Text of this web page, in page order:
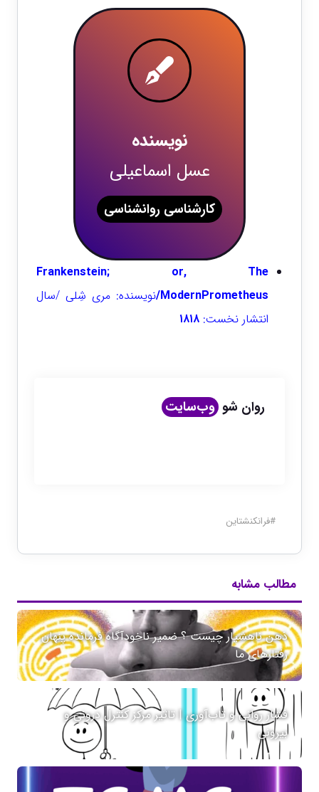
نویسنده
عسل اسماعیلی
کارشناسی روانشناسی
Frankenstein; or, The
ModernPrometheus/ نویسنده: مری شِلی /سال
انتشار نخست:۱۸۱۸
روان شو وب‌سایت
#فرانکنشتاین
مطالب مشابه
ذهن ناهشیار چیست ؟ ضمیر ناخودآگاه فرمانده پنهان
رفتارهای ما
فشار روانی و تاب‌آوری | تاثیر مرکز کنترل درونی و
بیرونی